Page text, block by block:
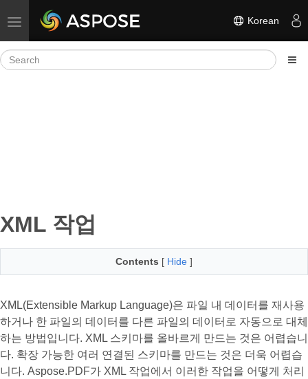
Toggle navigation Korean
XML 작업
Contents [ Hide ]
XML(Extensible Markup Language)은 파일 내 데이터를 재사용
하거나 한 파일의 데이터를 다른 파일의 데이터로 자동으로 대체
하는 방법입니다. XML 스키마를 올바르게 만드는 것은 어렵습니
다. 확장 가능한 여러 연결된 스키마를 만드는 것은 더욱 어렵습
니다. Aspose.PDF가 XML 작업에서 이러한 작업을 어떻게 처리